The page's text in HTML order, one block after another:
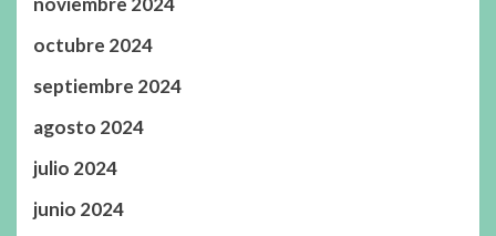
octubre 2024
septiembre 2024
agosto 2024
julio 2024
junio 2024